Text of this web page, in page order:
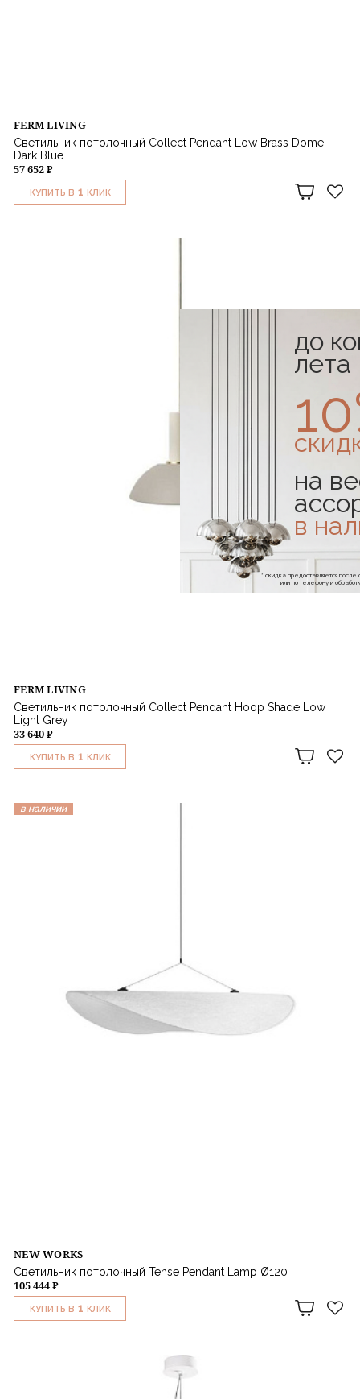
FERM LIVING
Светильник потолочный Collect Pendant Low Brass Dome
Dark Blue
57 652 ₽
КУПИТЬ В 1 КЛИК
FERM LIVING
Светильник потолочный Collect Pendant Hoop Shade Low
Light Grey
33 640 ₽
КУПИТЬ В 1 КЛИК
в наличии
NEW WORKS
Светильник потолочный Tense Pendant Lamp Ø120
105 444 ₽
КУПИТЬ В 1 КЛИК
до
лета
на
в
* скидка предоставляется
или по телефону и